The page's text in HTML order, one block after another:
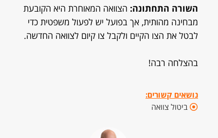
השורה התחתונה: הצוואה המאוחרת היא הקובעת
מבחינה מהותית, אך בפועל יש לפעול משפטית כדי
לבטל את הצו הקיים ולקבל צו קיום לצוואה החדשה.
בהצלחה רבה!
נושאים קשורים:
ביטול צוואה